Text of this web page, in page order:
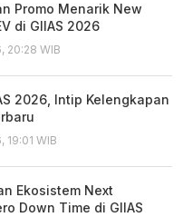
Promo Menarik New
di GIIAS 2026
20:28 WIB
2026, Intip Kelengkapan
19:01 WIB
Ekosistem Next
Down Time di GIIAS